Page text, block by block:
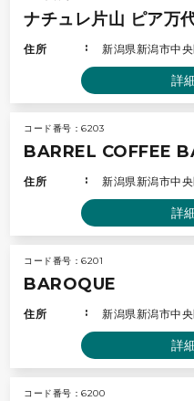
ナチュレ片山 ピア万
住所 新潟県新潟市中
詳
コード番号：6203
BARREL COFFEE
住所 新潟県新潟市中
詳
コード番号：6201
BAROQUE
住所 新潟県新潟市中
詳
コード番号：6200